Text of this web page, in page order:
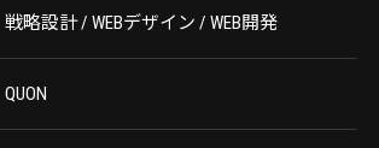
戦略設計 / WEBデザイン / WEB開発
QUON